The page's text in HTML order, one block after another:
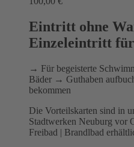
Eintritt ohne
Einzeleintritt für
→ Für begeisterte
Bäder → Guthaben
bekommen
Die Vorteilskarten sind in
Stadtwerken Neuburg vor
Freibad | Brandlbad